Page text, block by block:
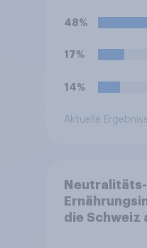
48%
17%
14%
Aktuelle
Neutralitäts-
die Schweiz